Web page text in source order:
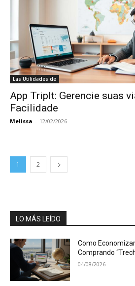
Las Utilidades de
App TripIt: Gerencie suas
Facilidade
Melissa - 12/02/2026
1 2
LO MÁS LEÍDO
Como
Comprando
04/08/2026